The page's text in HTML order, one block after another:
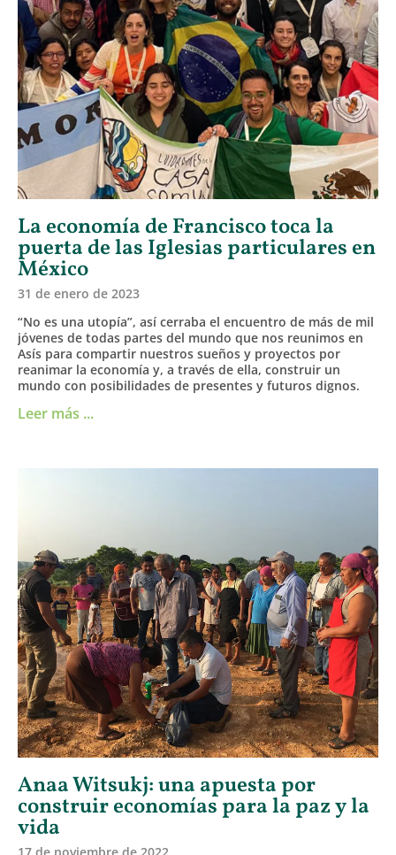
La economía de Francisco toca la
puerta de las Iglesias particulares en
México
31 de enero de 2023
“No es una utopía”, así cerraba el encuentro de más de mil
jóvenes de todas partes del mundo que nos reunimos en
Asís para compartir nuestros sueños y proyectos por
reanimar la economía y, a través de ella, construir un
mundo con posibilidades de presentes y futuros dignos.
Leer más ...
Anaa Witsukj: una apuesta por
construir economías para la paz y la
vida